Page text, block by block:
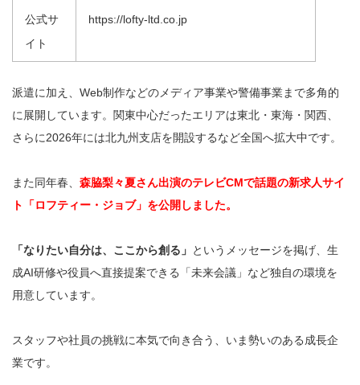
公式サ
イト
https://lofty-ltd.co.jp
派遣に加え、Web制作などのメディア事業や警備事業まで多角的
に展開しています。関東中心だったエリアは東北・東海・関西、
さらに2026年には北九州支店を開設するなど全国へ拡大中です。
また同年春、 森脇梨々夏さん出演のテレビCMで話題の新求人サイ
ト「ロフティー・ジョブ」を公開しました。
「なりたい自分は、ここから創る」 というメッセージを掲げ、生
成AI研修や役員へ直接提案できる「未来会議」など独自の環境を
用意しています。
スタッフや社員の挑戦に本気で向き合う、いま勢いのある成長企
業です。